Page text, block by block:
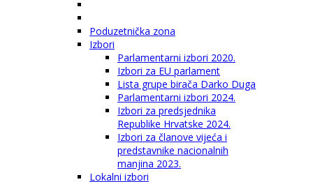
Poduzetnička zona
Izbori
Parlamentarni izbori 2020.
Izbori za EU parlament
Lista grupe birača Darko Duga
Parlamentarni izbori 2024.
Izbori za predsjednika
Republike Hrvatske 2024.
Izbori za članove vijeća i
predstavnike nacionalnih
manjina 2023.
Lokalni izbori